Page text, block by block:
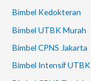
Bimbel Kedokteran
Bimbel UTBK Murah
Bimbel CPNS Jakarta
Bimbel Intensif UTBK